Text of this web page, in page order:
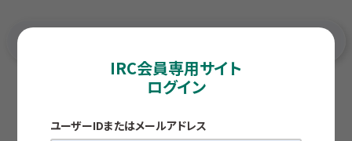
IRC会員専用サイト
ログイン
ユーザーIDまたはメールアドレス
【ベトナム】 ベトナムの買い物事情
海外だより